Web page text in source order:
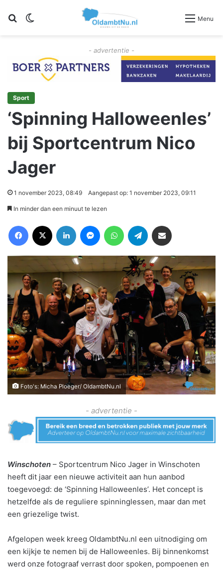
Zoeken Menu
- advertentie -
Sport
‘Spinning Halloweenles’
bij Sportcentrum Nico
Jager
1 november 2023, 08:49 Aangepast op: 1 november 2023, 09:11
In minder dan een minuut te lezen
Foto's: Micha Ploeger/ OldambtNu.nl
- advertentie -
Winschoten – Sportcentrum Nico Jager in Winschoten
heeft dit jaar een nieuwe activiteit aan hun aanbod
toegevoegd: de ‘Spinning Halloweenles’. Het concept is
hetzelfde als de reguliere spinninglessen, maar dan met
een griezelige twist.
Afgelopen week kreeg OldambtNu.nl een uitnodiging om
een kijkje te nemen bij de Halloweenles. Bij binnenkomst
werd onze fotograaf verrast door spoken, pompoenen en